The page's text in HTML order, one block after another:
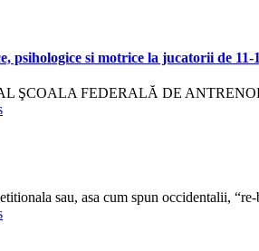
psihologice si motrice la jucatorii de 11-
ŞCOALA FEDERALĂ DE
sau, asa cum spun occidentalii,